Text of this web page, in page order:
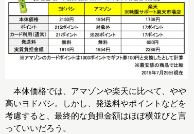
本体価格では、アマゾンや楽天に比べて、やや
高いヨドバシ。しかし、発送料やポイントなどを
考慮すると、最終的な負担金額はほぼ横並びと言
っていいだろう。